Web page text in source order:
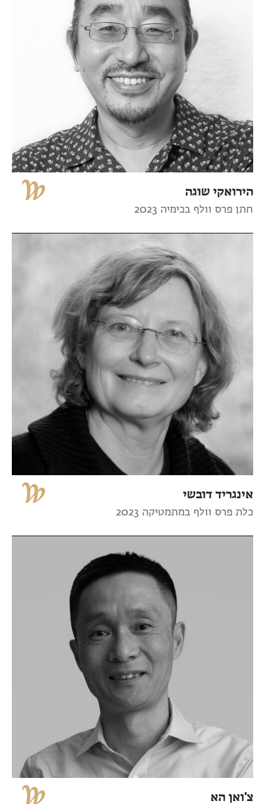
הירואקי שוגה
חתן פרס וולף בכימיה 2023
אינגריד דובשי
כלת פרס וולף במתמטיקה 2023
צ'ואן הא